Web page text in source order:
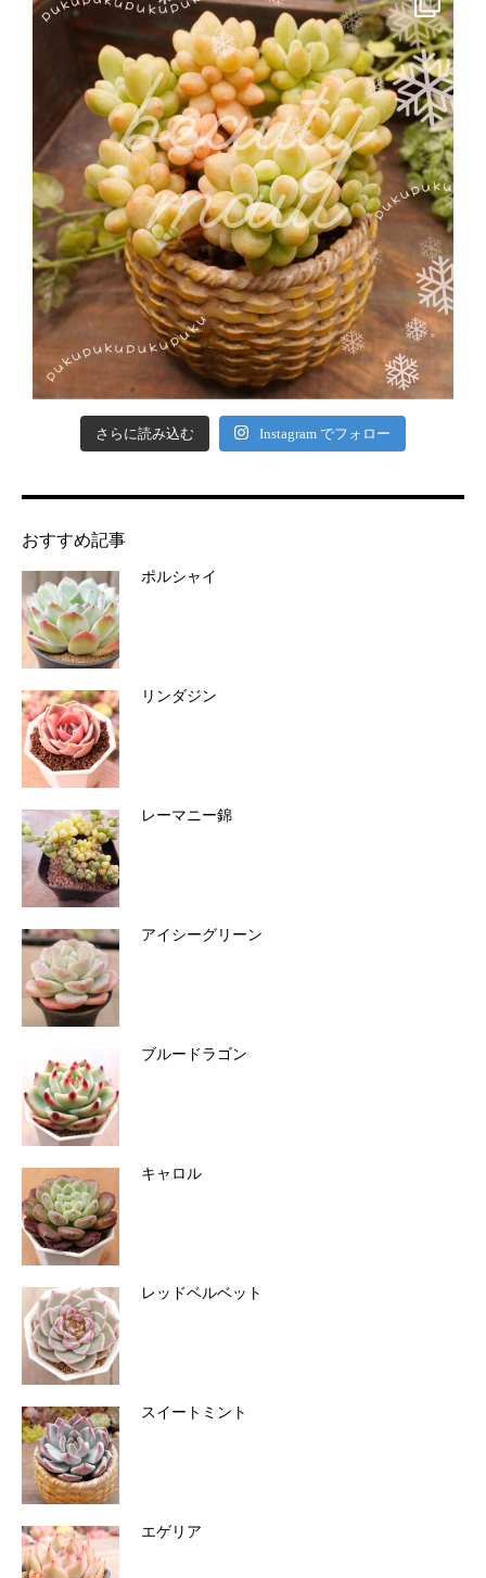
さらに読み込む Instagram でフォロー
おすすめ記事
ポルシャイ
リンダジン
レーマニー錦
アイシーグリーン
ブルードラゴン
キャロル
レッドベルベット
スイートミント
エゲリア